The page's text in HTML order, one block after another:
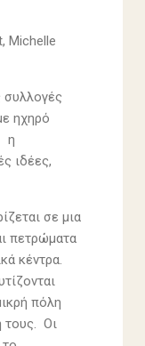
Michelle
συλλογές
ηχηρό
η
ιδέες,
σε μια
πετρώματα
κέντρα.
πόλη
τους. Οι